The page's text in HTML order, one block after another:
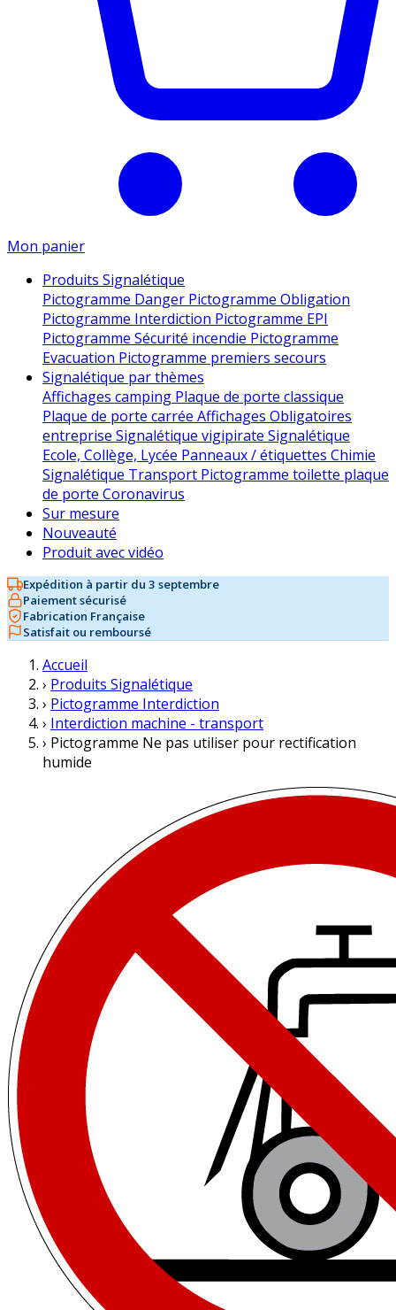
Mon panier
Produits Signalétique
Pictogramme Danger Pictogramme Obligation
Pictogramme Interdiction Pictogramme EPI
Pictogramme Sécurité incendie Pictogramme
Evacuation Pictogramme premiers secours
Signalétique par thèmes
Affichages camping Plaque de porte classique
Plaque de porte carrée Affichages Obligatoires
entreprise Signalétique vigipirate Signalétique
Ecole, Collège, Lycée Panneaux / étiquettes Chimie
Signalétique Transport Pictogramme toilette plaque
de porte Coronavirus
Sur mesure
Nouveauté
Produit avec vidéo
Expédition à partir du 3 septembre
Paiement sécurisé
Fabrication Française
Satisfait ou remboursé
Accueil
› Produits Signalétique
› Pictogramme Interdiction
› Interdiction machine - transport
› Pictogramme Ne pas utiliser pour rectification
humide